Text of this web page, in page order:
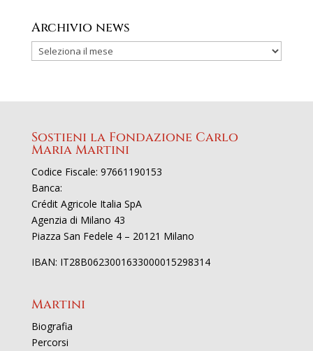
Archivio news
Sostieni la Fondazione Carlo
Maria Martini
Codice Fiscale: 97661190153
Banca:
Crédit Agricole Italia SpA
Agenzia di Milano 43
Piazza San Fedele 4 – 20121 Milano
IBAN: IT28B0623001633000015298314
Martini
Biografia
Percorsi